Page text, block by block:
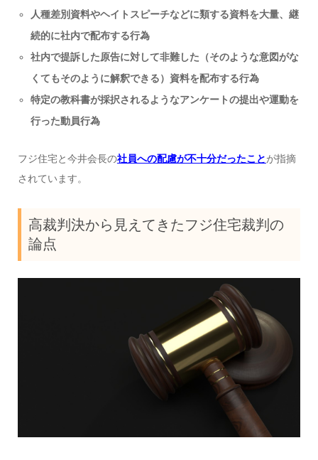
人種差別資料やヘイトスピーチなどに類する資料を大量、継
続的に社内で配布する行為
社内で提訴した原告に対して非難した（そのような意図がな
くてもそのように解釈できる）資料を配布する行為
特定の教科書が採択されるようなアンケートの提出や運動を
行った動員行為
フジ住宅と今井会長の社員への配慮が不十分だったことが指摘
されています。
高裁判決から見えてきたフジ住宅裁判の
論点